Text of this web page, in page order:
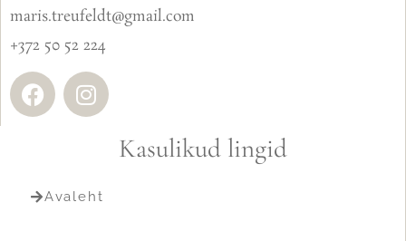
maris.treufeldt@gmail.com
+372 50 52 224
Kasulikud lingid
Avaleht